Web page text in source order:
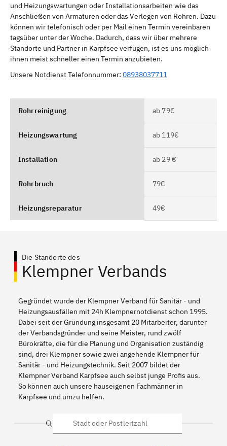
und Heizungswartungen oder Installationsarbeiten wie das
Anschließen von Armaturen oder das Verlegen von Rohren. Dazu
können wir telefonisch oder per Mail einen Termin vereinbaren
tagsüber unter der Woche. Dadurch, dass wir über mehrere
Standorte und Partner in Karpfsee verfügen, ist es uns möglich
ihnen meist schneller einen Termin anzubieten.
Unsere Notdienst Telefonnummer: 08938037711
Rohrreinigung ab 79€
Heizungswartung ab 119€
Installation ab 29 €
Rohrbruch 79€
Heizungsreparatur 49€
Die Standorte des
Klempner Verbands
Gegründet wurde der Klempner Verband für Sanitär - und
Heizungsausfällen mit 24h Klempnernotdienst schon 1995.
Dabei seit der Gründung insgesamt 20 Mitarbeiter, darunter
der Verbandsgründer und seine Meister, rund zwölf
Bürokräfte, die für die Planung und Organisation zuständig
sind, drei Klempner sowie zwei angehende Klempner für
Sanitär - und Heizungstechnik. Seit 2007 bildet der
Klempner Verband Karpfsee auch selbst junge Profis aus.
So können auch unsere hauseigenen Fachmänner in
Karpfsee und umzu helfen.
Suche